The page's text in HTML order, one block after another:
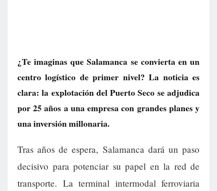
¿Te imaginas que Salamanca se convierta en un
centro logístico de primer nivel? La noticia es
clara: la explotación del Puerto Seco se adjudica
por 25 años a una empresa con grandes planes y
una inversión millonaria.
Tras años de espera, Salamanca dará un paso
decisivo para potenciar su papel en la red de
transporte. La terminal intermodal ferroviaria